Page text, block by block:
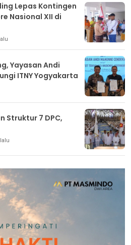
Lepas Kontingen
Nasional XII di
Yayasan Andi
ITNY Yogyakarta
Struktur 7 DPC,